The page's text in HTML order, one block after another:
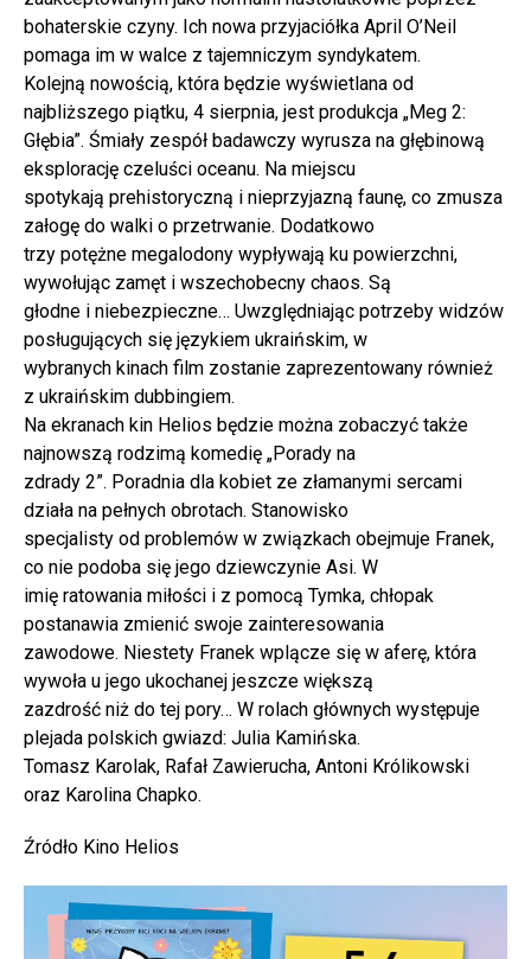
bohaterskie czyny. Ich nowa przyjaciółka April O’Neil
pomaga im w walce z tajemniczym syndykatem.
Kolejną nowością, która będzie wyświetlana od
najbliższego piątku, 4 sierpnia, jest produkcja „Meg 2:
Głębia”. Śmiały zespół badawczy wyrusza na głębinową
eksplorację czeluści oceanu. Na miejscu
spotykają prehistoryczną i nieprzyjazną faunę, co zmusza
załogę do walki o przetrwanie. Dodatkowo
trzy potężne megalodony wypływają ku powierzchni,
wywołując zamęt i wszechobecny chaos. Są
głodne i niebezpieczne… Uwzględniając potrzeby widzów
posługujących się językiem ukraińskim, w
wybranych kinach film zostanie zaprezentowany również
z ukraińskim dubbingiem.
Na ekranach kin Helios będzie można zobaczyć także
najnowszą rodzimą komedię „Porady na
zdrady 2”. Poradnia dla kobiet ze złamanymi sercami
działa na pełnych obrotach. Stanowisko
specjalisty od problemów w związkach obejmuje Franek,
co nie podoba się jego dziewczynie Asi. W
imię ratowania miłości i z pomocą Tymka, chłopak
postanawia zmienić swoje zainteresowania
zawodowe. Niestety Franek wplącze się w aferę, która
wywoła u jego ukochanej jeszcze większą
zazdrość niż do tej pory… W rolach głównych występuje
plejada polskich gwiazd: Julia Kamińska.
Tomasz Karolak, Rafał Zawierucha, Antoni Królikowski
oraz Karolina Chapko.
Źródło Kino Helios